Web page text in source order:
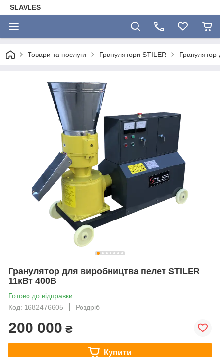
SLAVLES
Товари та послуги Гранулятори STILER Гранулятор
Гранулятор для виробництва пелет STILER
11кВт 400В
Готово до відправки
Код: 1682476605
Роздріб
200 000 ₴
Купити